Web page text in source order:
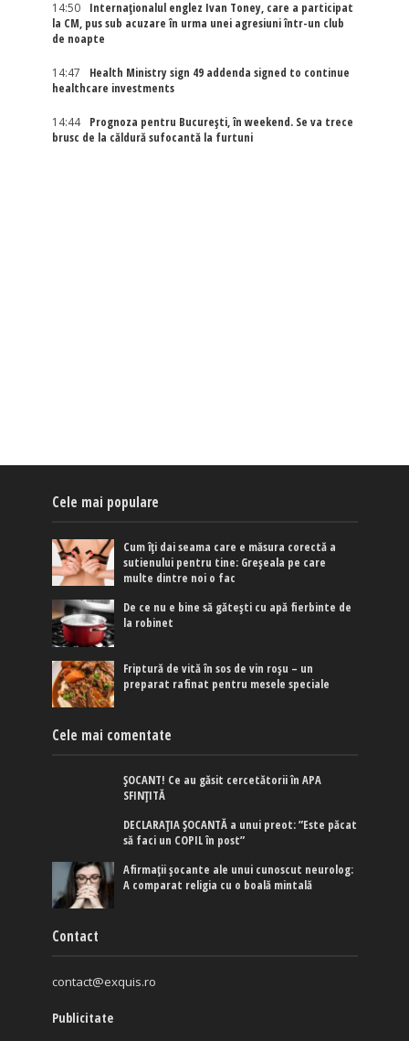
14:50
Internaţionalul englez Ivan Toney, care a participat
la CM, pus sub acuzare în urma unei agresiuni într-un club
de noapte
14:47
Health Ministry sign 49 addenda signed to continue
healthcare investments
14:44
Prognoza pentru București, în weekend. Se va trece
brusc de la căldură sufocantă la furtuni
Cele mai populare
Cum îți dai seama care e măsura corectă a
sutienului pentru tine: Greșeala pe care
multe dintre noi o fac
De ce nu e bine să gătești cu apă fierbinte de
la robinet
Friptură de vită în sos de vin roșu – un
preparat rafinat pentru mesele speciale
Cele mai comentate
ȘOCANT! Ce au găsit cercetătorii în APA
SFINȚITĂ
DECLARAȚIA ȘOCANTĂ a unui preot: ”Este păcat
să faci un COPIL în post”
Afirmaţii şocante ale unui cunoscut neurolog:
A comparat religia cu o boală mintală
Contact
contact@exquis.ro
Publicitate